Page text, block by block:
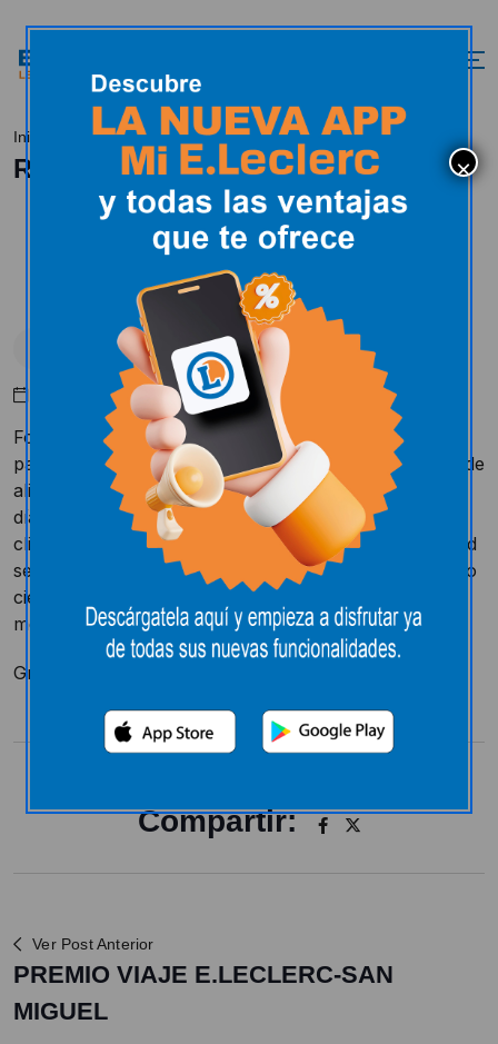
Inicio Novedades RECOGIDA BANCO DE ALIMENTOS
RECOGIDA BANCO DE ALIMENTOS
Mayo 10, 2016
Foto donde se demuestra la gran colaboración por
parte de los clientes de E-Leclerc León con el banco de
alimentos. Se han recogido más de 4500 kilos en dos
días. E.Leclerc Leon apoya el gesto solidario de los
clientes duplicando el producto que en mayor cantidad
se recoja. Ha sido una experiencia fantástica ver como
cientos de ciudadanos donan carros completos de
mercancía.
Gracias por todo.
Compartir:
Ver Post Anterior
PREMIO VIAJE E.LECLERC-SAN
MIGUEL